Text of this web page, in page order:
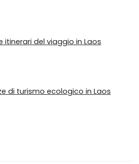
itinerari del viaggio in Laos
di turismo ecologico in Laos